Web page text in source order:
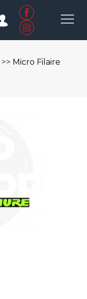
>> Micro Filaire